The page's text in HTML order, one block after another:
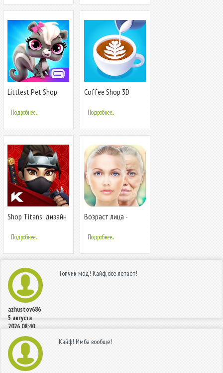
Littlest Pet Shop
Подробнее...
Coffee Shop 3D
Подробнее...
Shop Titans: дизайн
Подробнее...
Возраст лица -
Подробнее...
azhustov686
5 августа
2026 08:40
Топчик мод! Кайф, всё летает!
Кайф! Имба вообще!